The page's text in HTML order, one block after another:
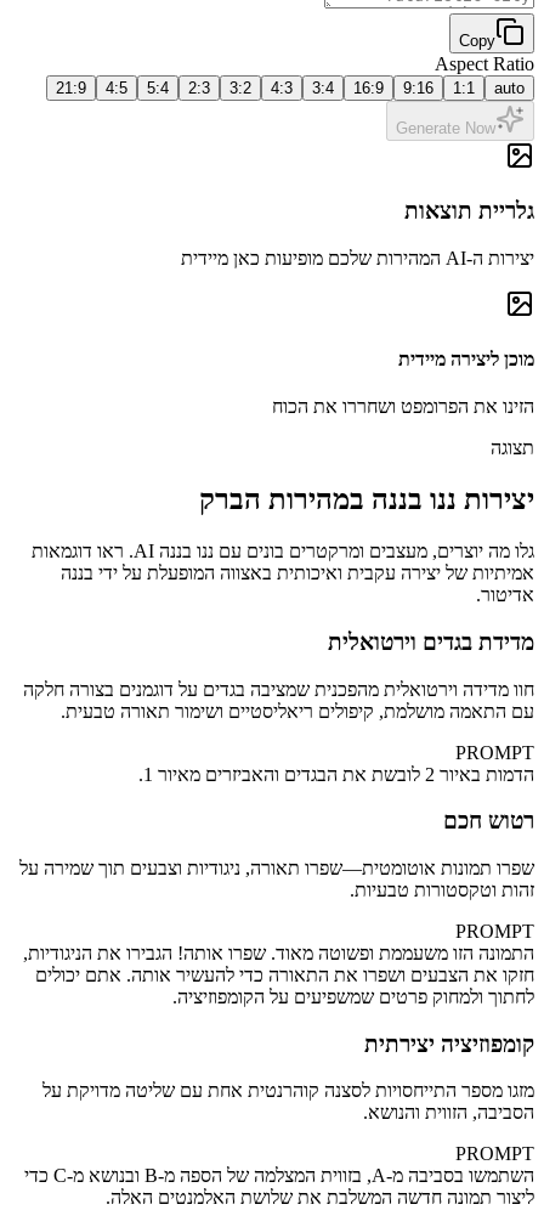
Copy
Aspect Ratio
auto
1:1
9:16
16:9
3:4
4:3
3:2
2:3
5:4
4:5
21:9
Generate Now
גלריית תוצאות
יצירות ה‑AI המהירות שלכם מופיעות כאן מיידית
מוכן ליצירה מיידית
הזינו את הפרומפט ושחררו את הכוח
תצוגה
יצירות ננו בננה במהירות הברק
גלו מה יוצרים, מעצבים ומרקטרים בונים עם ננו בננה AI. ראו דוגמאות
אמיתיות של יצירה עקבית ואיכותית באצווה המופעלת על ידי בננה
אדיטור.
מדידת בגדים וירטואלית
חוו מדידה וירטואלית מהפכנית שמציבה בגדים על דוגמנים בצורה חלקה
עם התאמה מושלמת, קיפולים ריאליסטיים ושימור תאורה טבעית.
PROMPT
הדמות באיור 2 לובשת את הבגדים והאביזרים מאיור 1.
רטוש חכם
שפרו תמונות אוטומטית—שפרו תאורה, ניגודיות וצבעים תוך שמירה על
זהות וטקסטורות טבעיות.
PROMPT
התמונה הזו משעממת ופשוטה מאוד. שפרו אותה! הגבירו את הניגודיות,
חזקו את הצבעים ושפרו את התאורה כדי להעשיר אותה. אתם יכולים
לחתוך ולמחוק פרטים שמשפיעים על הקומפוזיציה.
קומפוזיציה יצירתית
מזגו מספר התייחסויות לסצנה קוהרנטית אחת עם שליטה מדויקת על
הסביבה, הזווית והנושא.
PROMPT
השתמשו בסביבה מ‑A, בזווית המצלמה של הספה מ‑B ובנושא מ‑C כדי
ליצור תמונה חדשה המשלבת את שלושת האלמנטים האלה.